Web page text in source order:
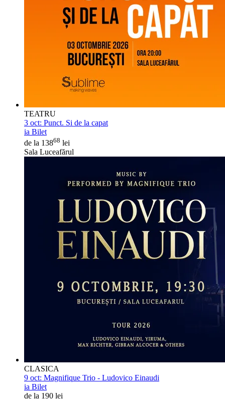
TEATRU
3 oct: Punct. Si de la capat
ia Bilet
de la 13868 lei
Sala Luceafărul
CLASICA
9 oct: Magnifique Trio - Ludovico Einaudi
ia Bilet
de la 190 lei